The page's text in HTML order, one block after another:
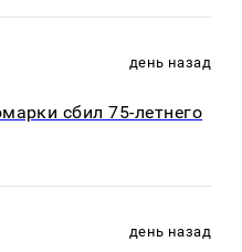
день назад
сбил 75-летнего
день назад